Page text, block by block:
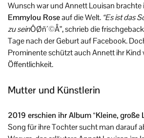
Wunsch war und Annett Louisan brachte
Emmylou Roseauf die Welt. “Es ist das
zu seinÔØñ´©Å”, schrieb die
Tage nach der Geburt auf Facebook.
Prominente schützt auch Annett ihr Kind
Öffentlichkeit.
Mutter und Künstlerin
2019 erschien ihr Album “Kleine, große
Song für ihre Tochter sucht man darauf